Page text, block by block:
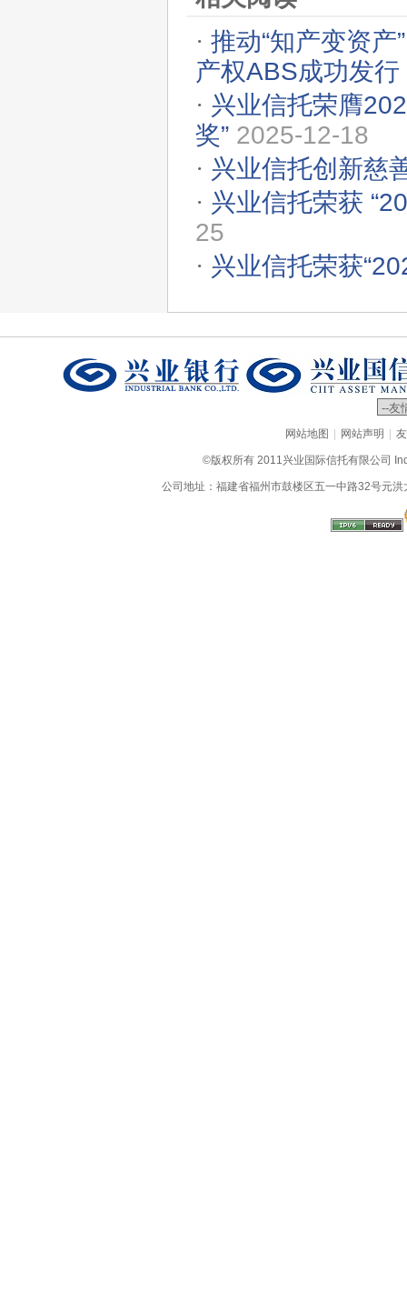
· 推动“知产变资
产权ABS成功发行
· 兴业信托荣膺
奖” 2025-12-18
· 兴业信托创新慈
· 兴业信托荣获
25
· 兴业信托荣获
网站地图 | 网站声明 |
©版权所有 2011兴业国际信托有限公司
公司地址：福建省福州市鼓楼区五一中路32号元